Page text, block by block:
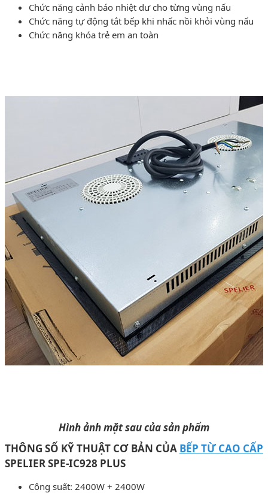
Chức năng cảnh báo nhiệt dư cho từng vùng nấu
Chức năng tự động tắt bếp khi nhấc nồi khỏi vùng nấu
Chức năng khóa trẻ em an toàn
Hình ảnh mặt sau của sản phẩm
THÔNG SỐ KỸ THUẬT CƠ BẢN CỦA BẾP TỪ CAO CẤP
SPELIER SPE-IC928 PLUS
Công suất: 2400W + 2400W